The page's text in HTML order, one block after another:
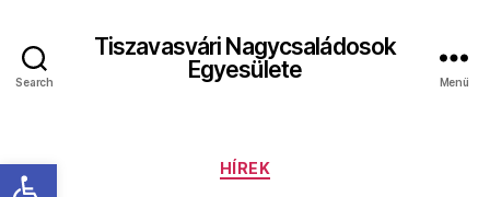
Eszköztár megnyitása
Search
Tiszavasvári Nagycsaládosok
Egyesülete
Menü
Kategóriák
HÍREK